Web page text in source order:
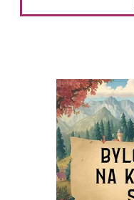
Pohádka, která není
chce. Kolekce svíček
nebezpečné, sliby mají